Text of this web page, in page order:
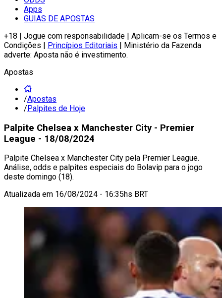
Apps
GUIAS DE APOSTAS
+18 | Jogue com responsabilidade | Aplicam-se os Termos e
Condições | Princípios Editoriais | Ministério da Fazenda
adverte: Aposta não é investimento.
Apostas
/Apostas
/Palpites de Hoje
Palpite Chelsea x Manchester City - Premier
League - 18/08/2024
Palpite Chelsea x Manchester City pela Premier League.
Análise, odds e palpites especiais do Bolavip para o jogo
deste domingo (18).
Atualizada em 16/08/2024 - 16:35hs BRT